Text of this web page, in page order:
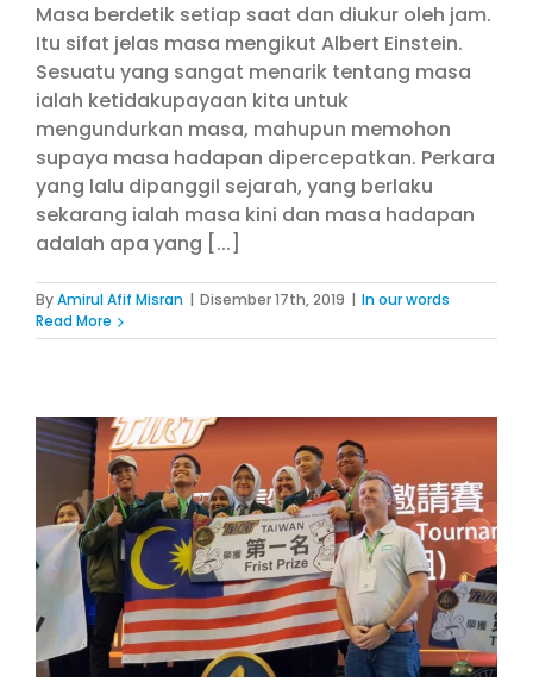
Masa berdetik setiap saat dan diukur oleh jam.
Itu sifat jelas masa mengikut Albert Einstein.
Sesuatu yang sangat menarik tentang masa
ialah ketidakupayaan kita untuk
mengundurkan masa, mahupun memohon
supaya masa hadapan dipercepatkan. Perkara
yang lalu dipanggil sejarah, yang berlaku
sekarang ialah masa kini dan masa hadapan
adalah apa yang [...]
ByAmirul Afif Misran | Disember 17th, 2019 | In our words
Read More